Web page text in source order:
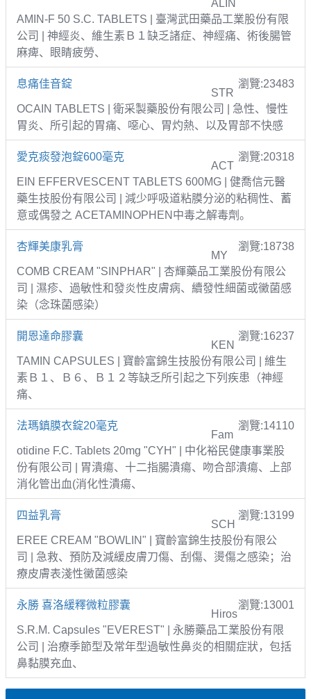
ALIN
AMIN-F 50 S.C. TABLETS | 臺灣武田藥品工業股份有限
公司 | 神經炎、維生素Ｂ１缺乏諸症、神經痛、術後腸管
麻痺、眼睛疲勞、
息痛佳音錠 瀏覽:23483
STR
OCAIN TABLETS | 衛采製藥股份有限公司 | 急性、慢性
胃炎、所引起的胃痛、噁心、胃灼熱、以及胃部不快感
愛克痰發泡錠600毫克 瀏覽:20318
ACT
EIN EFFERVESCENT TABLETS 600MG | 健喬信元醫
藥生技股份有限公司 | 減少呼吸道粘膜分泌的粘稠性、蓄
意或偶發之 ACETAMINOPHEN中毒之解毒劑。
杏輝美康乳膏 瀏覽:18738
MY
COMB CREAM "SINPHAR" | 杏輝藥品工業股份有限公
司 | 濕疹、過敏性和發炎性皮膚病、續發性細菌或黴菌感
染（念珠菌感染）
開恩達命膠囊 瀏覽:16237
KEN
TAMIN CAPSULES | 寶齡富錦生技股份有限公司 | 維生
素Ｂ１、Ｂ６、Ｂ１２等缺乏所引起之下列疾患（神經
痛、
法瑪鎮膜衣錠20毫克 瀏覽:14110
Fam
otidine F.C. Tablets 20mg "CYH" | 中化裕民健康事業股
份有限公司 | 胃潰瘍、十二指腸潰瘍、吻合部潰瘍、上部
消化管出血(消化性潰瘍、
四益乳膏 瀏覽:13199
SCH
EREE CREAM "BOWLIN" | 寶齡富錦生技股份有限公
司 | 急救、預防及減緩皮膚刀傷、刮傷、燙傷之感染；治
療皮膚表淺性黴菌感染
永勝 喜洛緩釋微粒膠囊 瀏覽:13001
Hiros
S.R.M. Capsules "EVEREST" | 永勝藥品工業股份有限
公司 | 治療季節型及常年型過敏性鼻炎的相關症狀，包括
鼻黏膜充血、